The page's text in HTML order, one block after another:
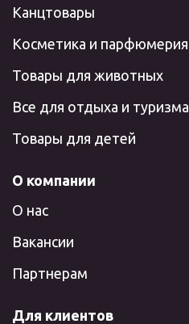
Канцтовары
Косметика и парфюмерия
Товары для животных
Все для отдыха и туризма
Товары для детей
О компании
О нас
Вакансии
Партнерам
Для клиентов